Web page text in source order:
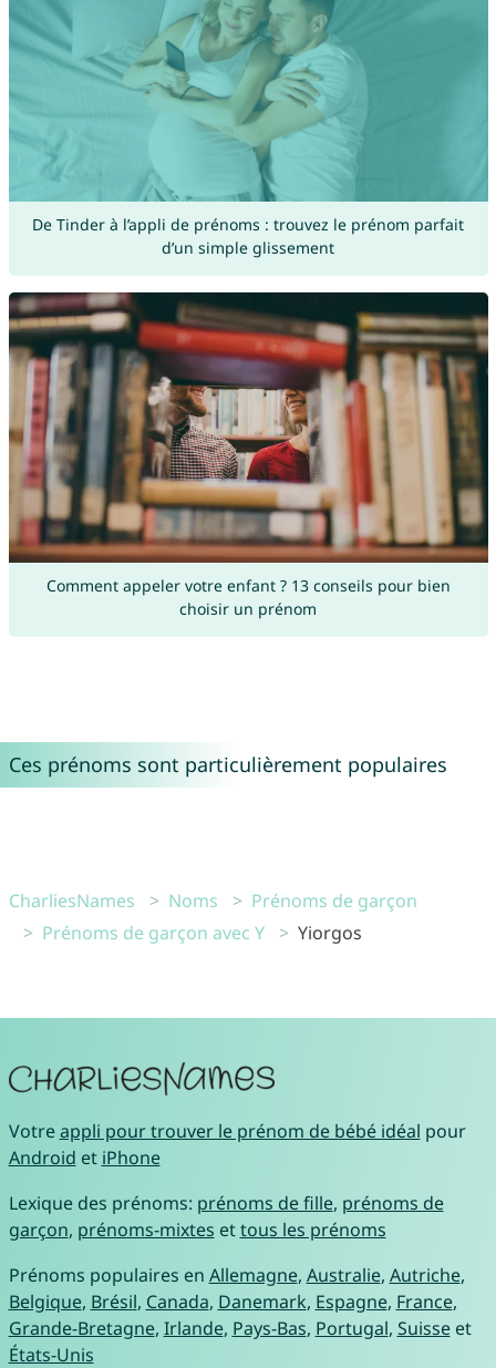
De Tinder à l’appli de prénoms : trouvez le prénom parfait
d’un simple glissement
Comment appeler votre enfant ? 13 conseils pour bien
choisir un prénom
Ces prénoms sont particulièrement populaires
CharliesNames Noms
Prénoms de garçon
Prénoms de garçon avec Y
Yiorgos
Votreappli pour trouver le prénom de bébé idéal pour
Android et iPhone
Lexique des prénoms: prénoms de fille, prénoms de
garçon, prénoms-mixtes ettous les prénoms
Prénoms populaires en Allemagne, Australie, Autriche,
Belgique, Brésil, Canada, Danemark, Espagne, France,
Grande-Bretagne, Irlande, Pays-Bas, Portugal, Suisseet
États-Unis